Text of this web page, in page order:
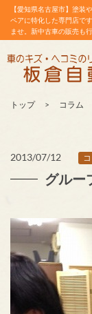
【愛知県名古屋市】塗装
ペアに特化した専門店で
ませ。新中古車の販売も
トップ コラム
2013/07/12
グルー